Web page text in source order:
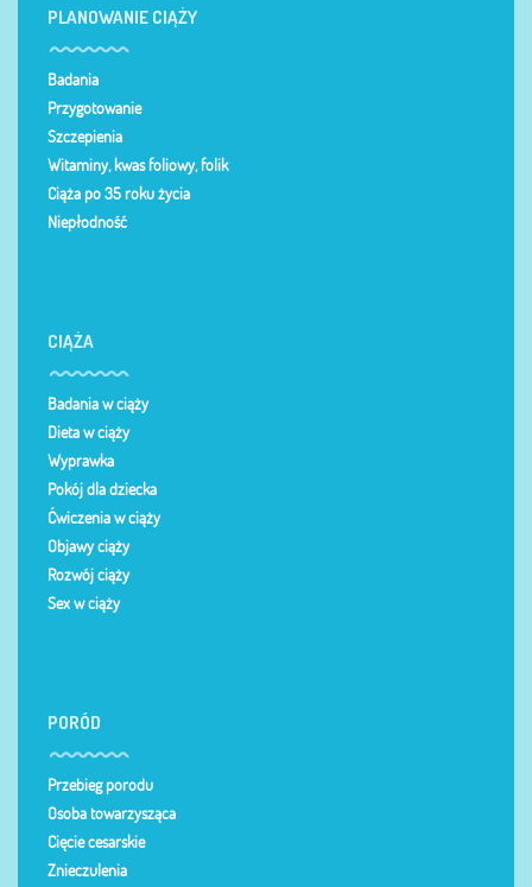
PLANOWANIE CIĄŻY
Badania
Przygotowanie
Szczepienia
Witaminy, kwas foliowy, folik
Ciąża po 35 roku życia
Niepłodność
CIĄŻA
Badania w ciąży
Dieta w ciąży
Wyprawka
Pokój dla dziecka
Ćwiczenia w ciąży
Objawy ciąży
Rozwój ciąży
Sex w ciąży
PORÓD
Przebieg porodu
Osoba towarzysząca
Cięcie cesarskie
Znieczulenia